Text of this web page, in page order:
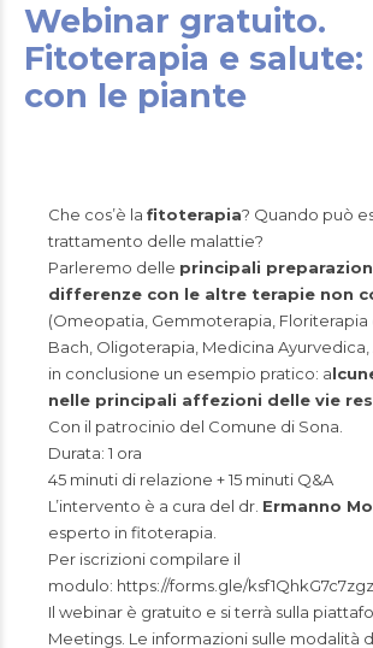
Webinar gratuito.
Fitoterapia e salute:
con le piante
Che cos’è la fitoterapia? Quando può
trattamento delle malattie?
Parleremo delle principali
differenze con le altre terapie non
(Omeopatia, Gemmoterapia, Floriterapia
Bach, Oligoterapia, Medicina
in conclusione un esempio pratico: a
nelle principali affezioni delle vie
Con il patrocinio del Comune di Sona.
Durata: 1 ora
45 minuti di relazione + 15 minuti Q&A
L’intervento è a cura del dr. Ermanno
esperto in fitoterapia.
Per iscrizioni compilare il
modulo: https://forms.gle/
Il webinar è gratuito e si terrà sulla
Meetings. Le informazioni sulle modalità